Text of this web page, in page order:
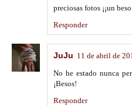
preciosas fotos ¡¡un
Responder
JuJu 11 de abril de
No he estado nunca
¡Besos!
Responder